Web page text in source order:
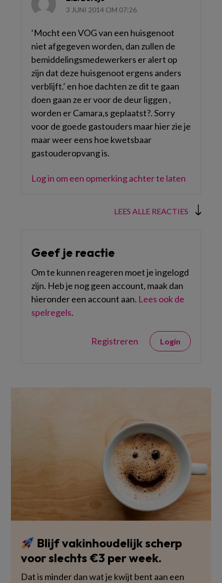
3 JUNI 2014 OM 07:26
‘Mocht een VOG van een huisgenoot
niet afgegeven worden, dan zullen de
bemiddelingsmedewerkers er alert op
zijn dat deze huisgenoot ergens anders
verblijft.’ en hoe dachten ze dit te gaan
doen gaan ze er voor de deur liggen ,
worden er Camara,s geplaatst?. Sorry
voor de goede gastouders maar hier zie je
maar weer eens hoe kwetsbaar
gastouderopvang is.
Log in om een opmerking achter te laten
LEES ALLE REACTIES
Geef je reactie
Om te kunnen reageren moet je ingelogd
zijn. Heb je nog geen account, maak dan
hieronder een account aan. Lees ook de
spelregels.
Registreren Login
Blijf vakinhoudelijk scherp
voor slechts €3 per week.
Dat is minder dan wat je kwijt bent aan een